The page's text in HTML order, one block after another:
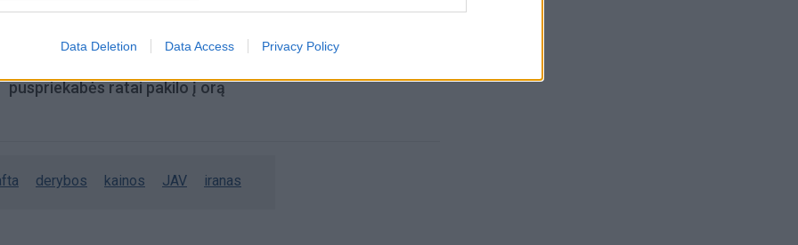
Data Deletion Data Access Privacy Policy
puspriekabės ratai pakilo į orą
derybos kainos JAV iranas